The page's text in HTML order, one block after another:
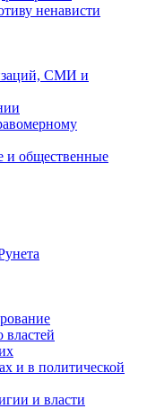
ненависти
СМИ и
и общественные
властей
и в политической
и власти